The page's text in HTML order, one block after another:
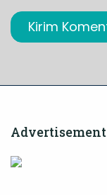
Advertisement